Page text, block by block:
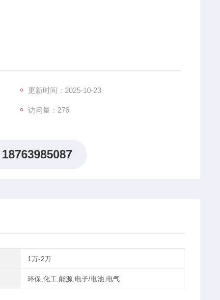
更新时间：2025-10-23
访问量：276
18763985087
1万-2万
环保,化工,能源,电子/电池,电气